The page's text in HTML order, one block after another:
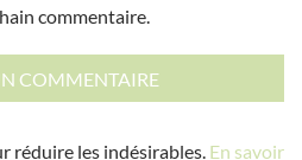
commentaire.
réduire les indésirables. En savoir